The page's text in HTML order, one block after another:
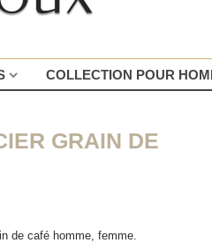
COLLECTION POUR
GRAIN DE
de café homme, femme.